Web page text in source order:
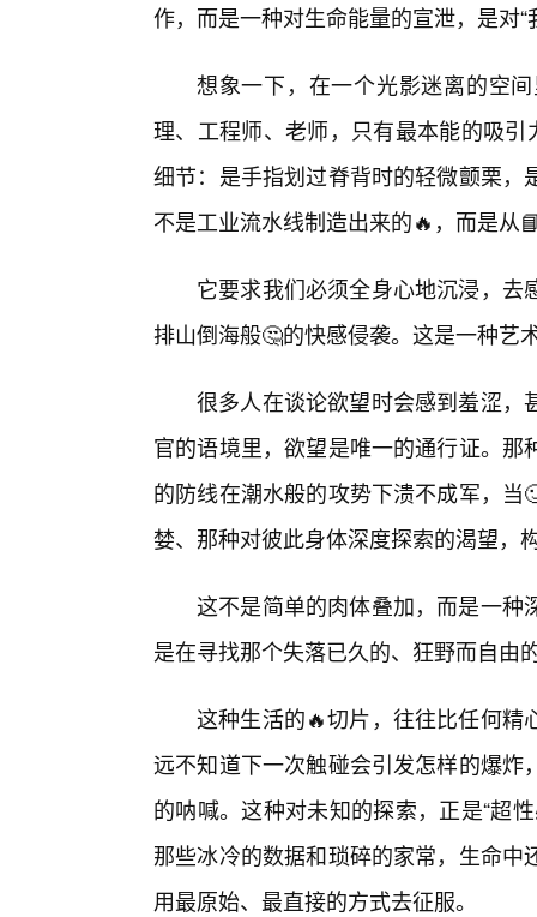
作，而是一种对生命能量的宣泄，是对
想象一下，在一个光影迷离的空
理、工程师、老师，只有最本能的吸
细节：是手指划过脊背时的轻微颤栗
不是工业流水线制造出来的🔥，而是从
它要求我们必须全身心地沉浸，
排山倒海般🤔的快感侵袭。这是一种艺
很多人在谈论欲望时会感到羞涩，
官的语境里，欲望是唯一的通行证。
的防线在潮水般的攻势下溃不成军，
婪、那种对彼此身体深度探索的渴望，
这不是简单的肉体叠加，而是一种
是在寻找那个失落已久的、狂野而自由
这种生活的🔥切片，往往比任何精
远不知道下一次触碰会引发怎样的爆
的呐喊。这种对未知的探索，正是“超
那些冰冷的数据和琐碎的家常，生命
用最原始、最直接的方式去征服。